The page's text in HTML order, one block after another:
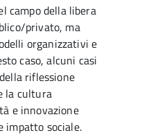
campo della libera
privato, ma
organizzativi e
caso, alcuni casi
riflessione
la cultura
e innovazione
impatto sociale.